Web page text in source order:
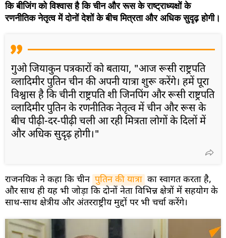
कि बीजिंग को विश्वास है कि चीन और रूस के राष्ट्राध्यक्षों के
रणनीतिक नेतृत्व में दोनों देशों के बीच मित्रता और अधिक सुदृढ़ होगी।
गुओ जियाकुन पत्रकारों को बताया, "आज रूसी राष्ट्रपति
व्लादिमीर पुतिन चीन की अपनी यात्रा शुरू करेंगे। हमें पूरा
विश्वास है कि चीनी राष्ट्रपति शी जिनपिंग और रूसी राष्ट्रपति
व्लादिमीर पुतिन के रणनीतिक नेतृत्व में चीन और रूस के
बीच पीढ़ी-दर-पीढ़ी चली आ रही मित्रता लोगों के दिलों में
और अधिक सुदृढ़ होगी।"
राजनयिक ने कहा कि चीन पुतिन की यात्रा का स्वागत करता है,
और साथ ही यह भी जोड़ा कि दोनों नेता विभिन्न क्षेत्रों में सहयोग के
साथ-साथ क्षेत्रीय और अंतरराष्ट्रीय मुद्दों पर भी चर्चा करेंगे।